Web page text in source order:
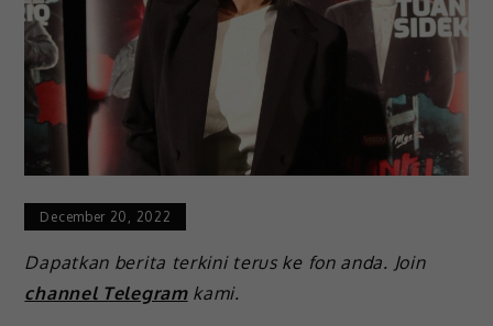
December 20, 2022
Dapatkan berita terkini terus ke fon anda. Join
channel Telegramkami.